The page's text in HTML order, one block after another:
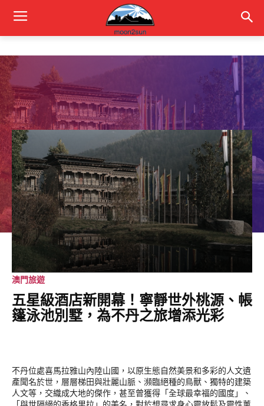
澳門旅遊
五星級酒店新開幕！寧靜世外桃源、帳
篷泳池別墅，為不丹之旅增添光彩
不丹位處喜馬拉雅山內陸山國，以原生態自然美景和多彩的人文遺
產聞名於世，層層梯田與壯麗山脈、瀕臨絕種的鳥獸、獨特的建築
人文等，交織成大地的傑作，甚至曾獲得「全球最幸福的國度」、
「與世隔絕的香格里拉」的美名，對於想尋求身心靈放鬆及靈性薰